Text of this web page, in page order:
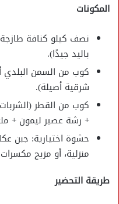
المكونات
نصف كيلو كنافة
باليد جيدًا).
كوب من السمن البلدي
شرقية أصيلة).
كوب من القطر
+ رشة عصير ليمون +
حشوة اختيارية: جبن
منزلية، أو مزيج
طريقة التحضير